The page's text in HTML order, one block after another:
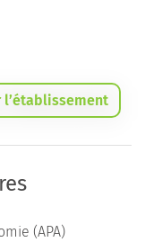
l’établissement
(APA)